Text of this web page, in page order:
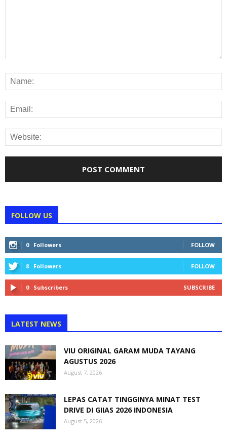
FOLLOW US
0 Followers FOLLOW
8 Followers FOLLOW
0 Subscribers SUBSCRIBE
LATEST NEWS
VIU ORIGINAL GARAM MUDA TAYANG
AGUSTUS 2026
August 7, 2026
LEPAS CATAT TINGGINYA MINAT TEST
DRIVE DI GIIAS 2026 INDONESIA
August 5, 2026